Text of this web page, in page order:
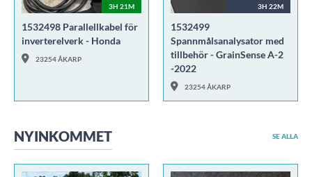
3H 21M
1532498 Parallellkabel för
inverterelverk - Honda
23254 ÅKARP
3H 22M
1532499
Spannmålsanalysator med
tillbehör - GrainSense A-2
-2022
23254 ÅKARP
NYINKOMMET SE ALLA